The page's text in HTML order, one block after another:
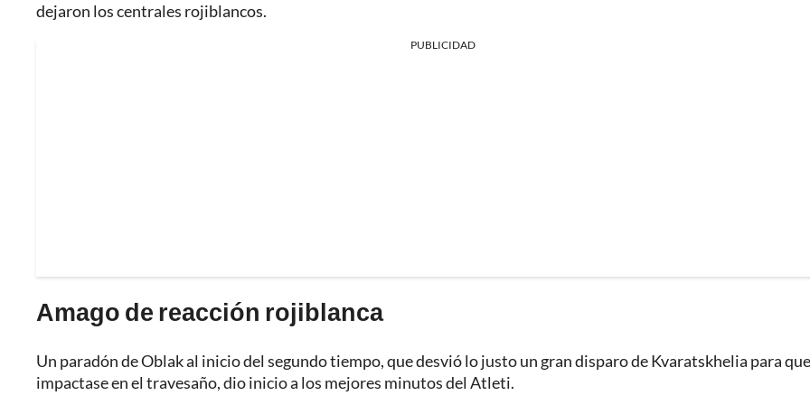
dejaron los centrales rojiblancos.
PUBLICIDAD
Amago de reacción rojiblanca
Un paradón de Oblak al inicio del segundo tiempo, que desvió lo justo un gran disparo de Kvaratskhelia para que
impactase en el travesaño, dio inicio a los mejores minutos del Atleti.